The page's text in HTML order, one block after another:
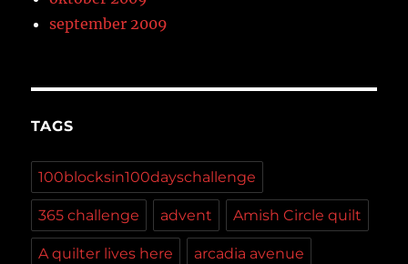
september 2009
TAGS
100blocksin100dayschallenge
365 challenge advent Amish Circle quilt
A quilter lives here arcadia avenue